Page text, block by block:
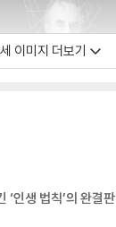
이미지 더보기
‘인생 법칙’의 완결판